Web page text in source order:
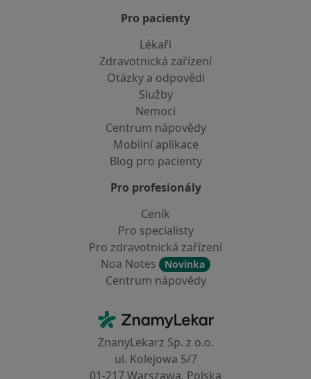
Pro pacienty
Lékaři
Zdravotnická zařízení
Otázky a odpovědi
Služby
Nemoci
Centrum nápovědy
Mobilní aplikace
Blog pro pacienty
Pro profesionály
Ceník
Pro specialisty
Pro zdravotnická zařízení
Noa Notes
Novinka
Centrum nápovědy
ZnamyLekar - Hlavní stránka
ZnanyLekarz Sp. z o.o.
ul. Kolejowa 5/7
01-217 Warszawa, Polska